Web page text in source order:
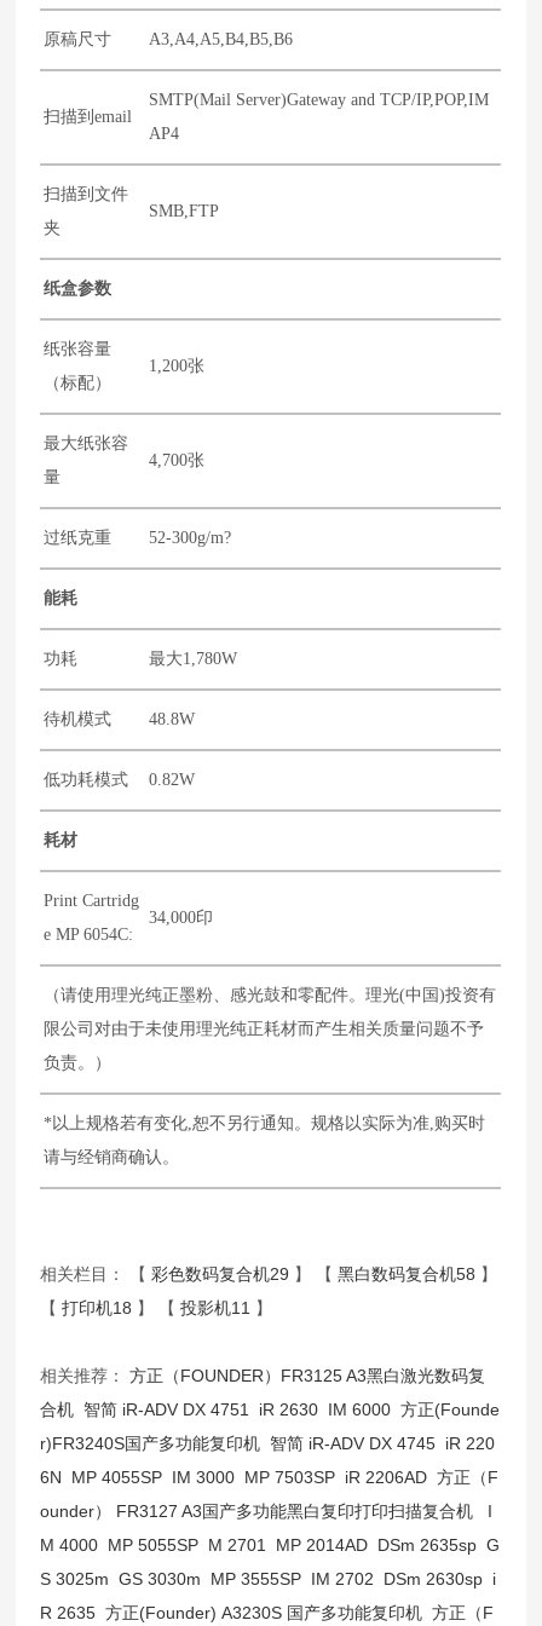
原稿尺寸 A3,A4,A5,B4,B5,B6
扫描到email
SMTP(Mail Server)Gateway and TCP/IP,POP,IM
AP4
扫描到文件
夹
SMB,FTP
纸盒参数
纸张容量
（标配）
1,200张
最大纸张容
量
4,700张
过纸克重 52-300g/m?
能耗
功耗 最大1,780W
待机模式 48.8W
低功耗模式 0.82W
耗材
Print Cartridg
e MP 6054C:
34,000印
（请使用理光纯正墨粉、感光鼓和零配件。理光(中国)投资有
限公司对由于未使用理光纯正耗材而产生相关质量问题不予
负责。）
*以上规格若有变化,恕不另行通知。规格以实际为准,购买时
请与经销商确认。
相关栏目： 【 彩色数码复合机29 】 【 黑白数码复合机58 】
【 打印机18 】 【 投影机11 】
相关推荐：方正（FOUNDER）FR3125 A3黑白激光数码复
合机 智简 iR-ADV DX 4751 iR 2630 IM 6000 方正(Founde
r)FR3240S国产多功能复印机 智简 iR-ADV DX 4745 iR 220
6N
MP 4055SP IM 3000 MP 7503SP iR 2206AD 方正（F
ounder） FR3127 A3国产多功能黑白复印打印扫描复合机
I
M 4000 MP 5055SP M 2701 MP 2014AD DSm 2635sp G
S 3025m GS 3030m MP 3555SP IM 2702 DSm 2630sp i
R 2635 方正(Founder) A3230S 国产多功能复印机 方正（F